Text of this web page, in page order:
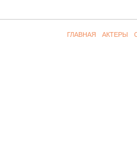
ГЛАВНАЯ АКТЕРЫ